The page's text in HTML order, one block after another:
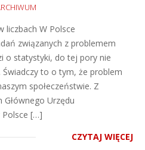
liczbach W Polsce
związanych z problemem
o statystyki, do tej pory nie
to o tym, że problem
społeczeństwie. Z
Urzędu
Polsce […]
CZYTAJ WIĘCEJ